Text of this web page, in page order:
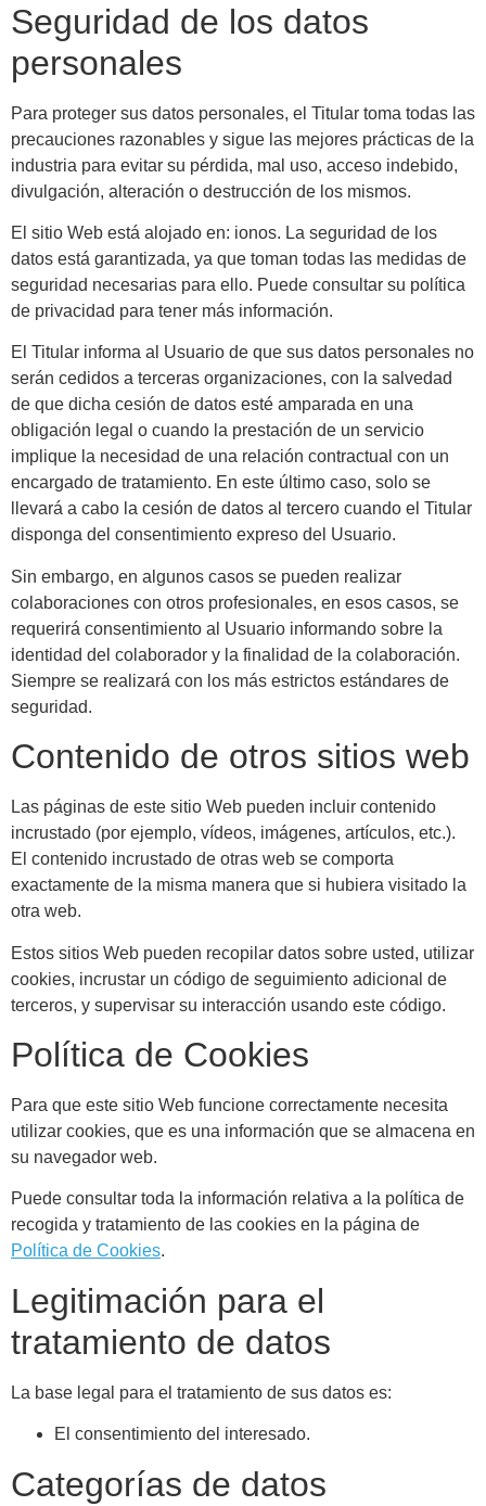
Seguridad de los datos
personales
Para proteger sus datos personales, el Titular toma todas las
precauciones razonables y sigue las mejores prácticas de la
industria para evitar su pérdida, mal uso, acceso indebido,
divulgación, alteración o destrucción de los mismos.
El sitio Web está alojado en: ionos. La seguridad de los
datos está garantizada, ya que toman todas las medidas de
seguridad necesarias para ello. Puede consultar su política
de privacidad para tener más información.
El Titular informa al Usuario de que sus datos personales no
serán cedidos a terceras organizaciones, con la salvedad
de que dicha cesión de datos esté amparada en una
obligación legal o cuando la prestación de un servicio
implique la necesidad de una relación contractual con un
encargado de tratamiento. En este último caso, solo se
llevará a cabo la cesión de datos al tercero cuando el Titular
disponga del consentimiento expreso del Usuario.
Sin embargo, en algunos casos se pueden realizar
colaboraciones con otros profesionales, en esos casos, se
requerirá consentimiento al Usuario informando sobre la
identidad del colaborador y la finalidad de la colaboración.
Siempre se realizará con los más estrictos estándares de
seguridad.
Contenido de otros sitios web
Las páginas de este sitio Web pueden incluir contenido
incrustado (por ejemplo, vídeos, imágenes, artículos, etc.).
El contenido incrustado de otras web se comporta
exactamente de la misma manera que si hubiera visitado la
otra web.
Estos sitios Web pueden recopilar datos sobre usted, utilizar
cookies, incrustar un código de seguimiento adicional de
terceros, y supervisar su interacción usando este código.
Política de Cookies
Para que este sitio Web funcione correctamente necesita
utilizar cookies, que es una información que se almacena en
su navegador web.
Puede consultar toda la información relativa a la política de
recogida y tratamiento de las cookies en la página de
Política de Cookies.
Legitimación para el
tratamiento de datos
La base legal para el tratamiento de sus datos es:
El consentimiento del interesado.
Categorías de datos